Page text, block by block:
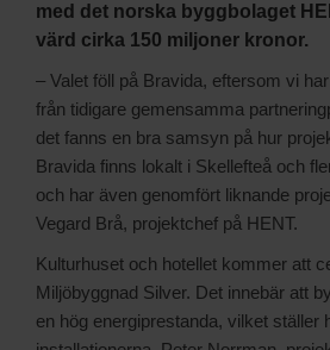
med det norska byggbolaget
värd cirka 150 miljoner kronor.
– Valet föll på Bravida, eftersom vi
från tidigare gemensamma
det fanns en bra samsyn på hur
Bravida finns lokalt i Skellefteå och
och har även genomfört liknande
Vegard Brå, projektchef på HENT.
Kulturhuset och hotellet kommer att
Miljöbyggnad Silver. Det innebär att
en hög energiprestanda, vilket ställer